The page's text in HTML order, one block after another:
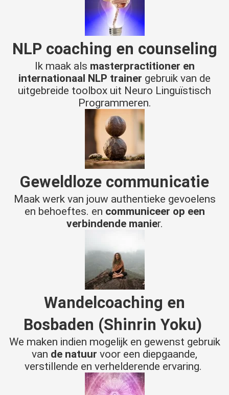
NLPcoaching en counseling
Ik maak als masterpractitioner en
internationaal NLP trainer gebruik van de
uitgebreide toolbox uit Neuro Linguïstisch
Programmeren.
Geweldloze communicatie
Maak werk van jouw authentieke gevoelens
en behoeftes. en communiceer op een
verbindende manier.
Wandelcoaching en
Bosbaden (Shinrin Yoku)
We maken indien mogelijk en gewenst gebruik
van de natuur voor een diepgaande,
verstillende en verhelderende ervaring.